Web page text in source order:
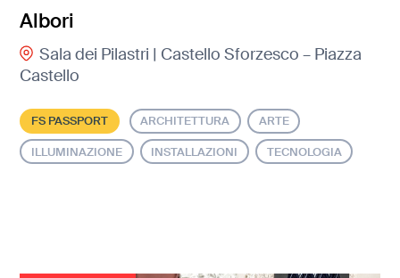
Albori
Sala dei Pilastri | Castello Sforzesco – Piazza
Castello
FS PASSPORT ARCHITETTURA ARTE
ILLUMINAZIONE INSTALLAZIONI TECNOLOGIA